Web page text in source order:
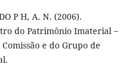
P H, A. N. (2006).
do Patrimônio Imaterial −
e do Grupo de